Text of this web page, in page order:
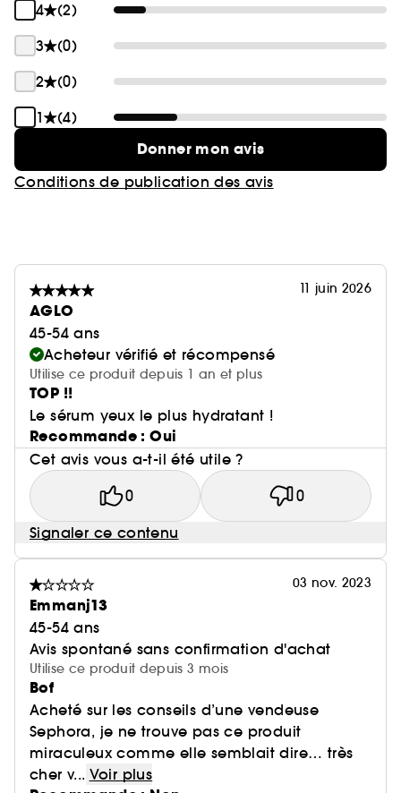
4
(2)
3
(0)
2
(0)
1
(4)
Donner mon avis
Conditions de publication des avis
11 juin 2026
AGLO
45-54 ans
Acheteur vérifié et récompensé
Utilise ce produit depuis 1 an et plus
TOP !!
Le sérum yeux le plus hydratant !
Recommande : Oui
Cet avis vous a-t-il été utile ?
0 0
Signaler ce contenu
03 nov. 2023
Emmanj13
45-54 ans
Avis spontané sans confirmation d'achat
Utilise ce produit depuis 3 mois
Bof
Acheté sur les conseils d’une vendeuse
Sephora, je ne trouve pas ce produit
miraculeux comme elle semblait dire… très
cher v... Voir plus